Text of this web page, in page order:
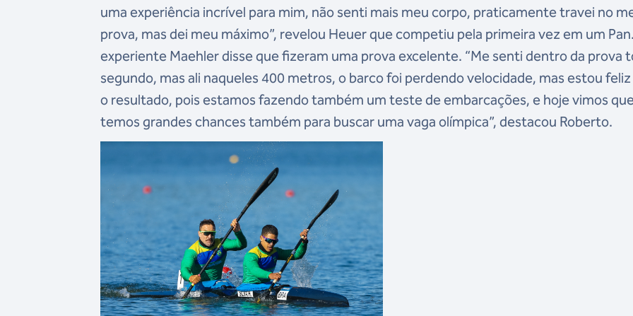
uma experiência incrível para mim, não senti mais meu corpo, praticamente travei no
prova, mas dei meu máximo”, revelou Heuer que competiu pela primeira vez em um
experiente Maehler disse que fizeram uma prova excelente. “Me senti dentro da prova
segundo, mas ali naqueles 400 metros, o barco foi perdendo velocidade, mas estou
o resultado, pois estamos fazendo também um teste de embarcações, e hoje vimos
temos grandes chances também para buscar uma vaga olímpica”, destacou Roberto.